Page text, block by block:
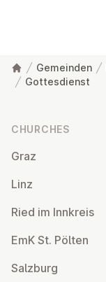
Gemeinden
Gottesdienst
CHURCHES
Graz
Linz
Ried im Innkreis
EmK St. Pölten
Salzburg